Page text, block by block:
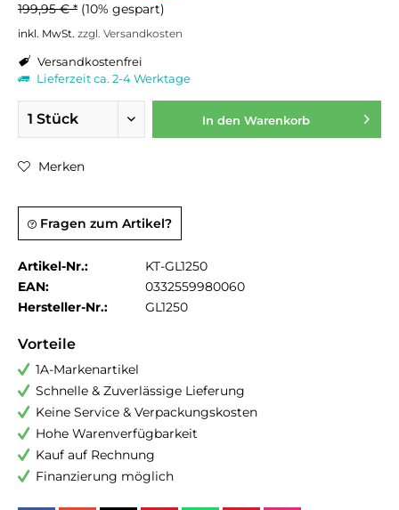
199,95 € * (10% gespart)
inkl. MwSt. zzgl. Versandkosten
Versandkostenfrei
Lieferzeit ca. 2-4 Werktage
In den Warenkorb
Merken
Fragen zum Artikel?
Artikel-Nr.:
KT-GL1250
EAN:
0332559980060
Hersteller-Nr.:
GL1250
Vorteile
1A-Markenartikel
Schnelle & Zuverlässige Lieferung
Keine Service & Verpackungskosten
Hohe Warenverfügbarkeit
Kauf auf Rechnung
Finanzierung möglich